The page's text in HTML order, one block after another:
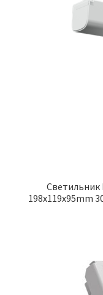
198x119x95mm